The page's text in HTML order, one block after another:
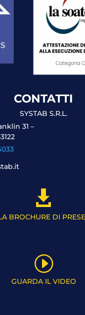
CONTATTI
SYSTAB S.R.L.
31 –

BROCHURE DI
I
GUARDA IL VIDEO